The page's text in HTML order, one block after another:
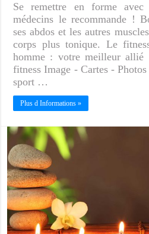
Se remettre en forme
médecins le recommande !
ses abdos et les autres
corps plus tonique. Le
homme : votre meilleur
fitness Image - Cartes -
sport …
Plus d Informations »